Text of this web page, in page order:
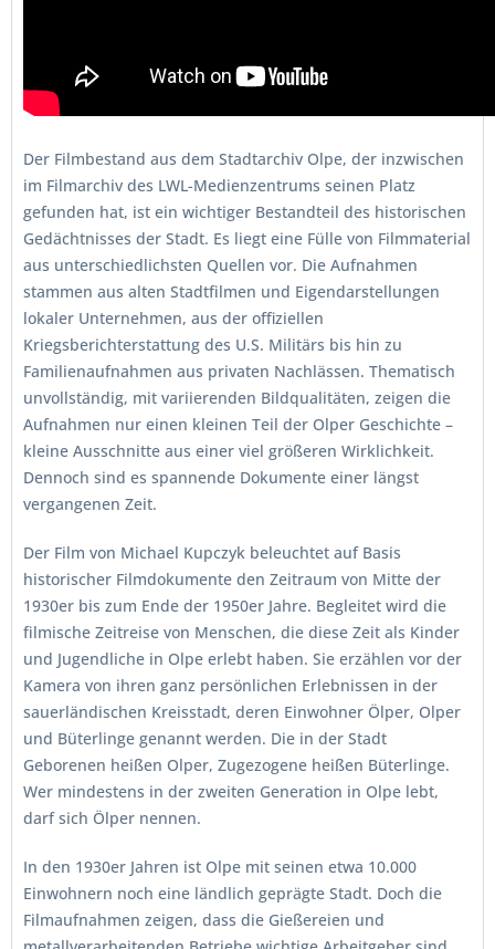
Der Filmbestand aus dem Stadtarchiv Olpe, der inzwischen
im Filmarchiv des LWL-Medienzentrums seinen Platz
gefunden hat, ist ein wichtiger Bestandteil des historischen
Gedächtnisses der Stadt. Es liegt eine Fülle von Filmmaterial
aus unterschiedlichsten Quellen vor. Die Aufnahmen
stammen aus alten Stadtfilmen und Eigendarstellungen
lokaler Unternehmen, aus der offiziellen
Kriegsberichterstattung des U.S. Militärs bis hin zu
Familienaufnahmen aus privaten Nachlässen. Thematisch
unvollständig, mit variierenden Bildqualitäten, zeigen die
Aufnahmen nur einen kleinen Teil der Olper Geschichte –
kleine Ausschnitte aus einer viel größeren Wirklichkeit.
Dennoch sind es spannende Dokumente einer längst
vergangenen Zeit.
Der Film von Michael Kupczyk beleuchtet auf Basis
historischer Filmdokumente den Zeitraum von Mitte der
1930er bis zum Ende der 1950er Jahre. Begleitet wird die
filmische Zeitreise von Menschen, die diese Zeit als Kinder
und Jugendliche in Olpe erlebt haben. Sie erzählen vor der
Kamera von ihren ganz persönlichen Erlebnissen in der
sauerländischen Kreisstadt, deren Einwohner Ölper, Olper
und Büterlinge genannt werden. Die in der Stadt
Geborenen heißen Olper, Zugezogene heißen Büterlinge.
Wer mindestens in der zweiten Generation in Olpe lebt,
darf sich Ölper nennen.
In den 1930er Jahren ist Olpe mit seinen etwa 10.000
Einwohnern noch eine ländlich geprägte Stadt. Doch die
Filmaufnahmen zeigen, dass die Gießereien und